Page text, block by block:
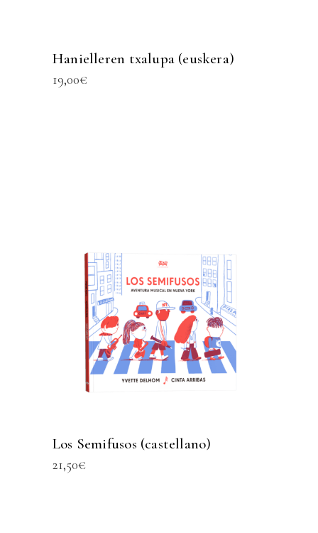
Hanielleren txalupa (euskera)
19,00€
Los Semifusos (castellano)
21,50€